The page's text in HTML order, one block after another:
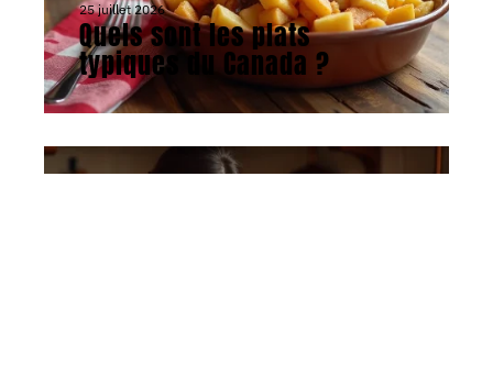
25 juillet 2026
Quels sont les plats
typiques du Canada ?